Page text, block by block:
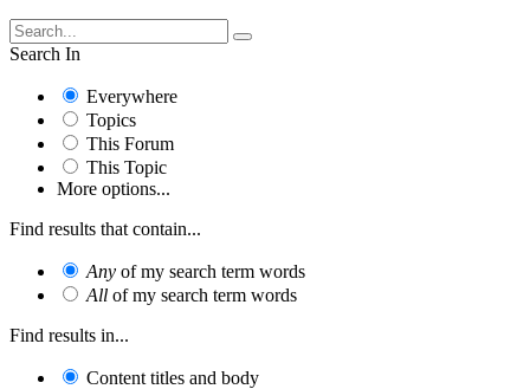
Search In
Everywhere
Topics
This Forum
This Topic
More options...
Find results that contain...
Any of my search term words
All of my search term words
Find results in...
Content titles and body